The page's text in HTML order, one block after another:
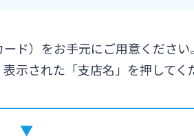
ド）をお手元にご用意ください。
示された「支店名」を押してく